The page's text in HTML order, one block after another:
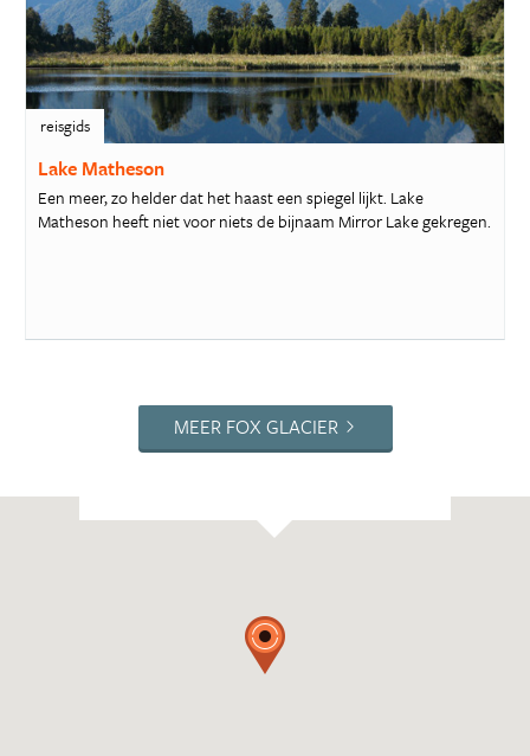
reisgids
Lake Matheson
Een meer, zo helder dat het haast een spiegel lijkt. Lake
Matheson heeft niet voor niets de bijnaam Mirror Lake gekregen.
MEER FOX GLACIER